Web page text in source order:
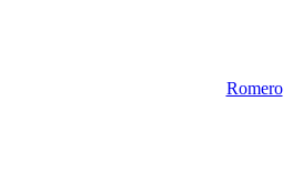
Romero